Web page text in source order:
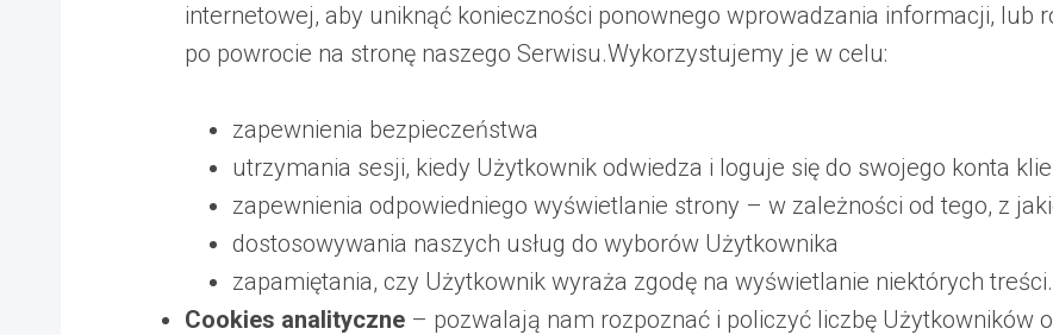
internetowej, aby uniknąć konieczności ponownego wprowadzania informacji, lub
po powrocie na stronę naszego Serwisu.Wykorzystujemy je w celu:
zapewnienia bezpieczeństwa
utrzymania sesji, kiedy Użytkownik odwiedza i loguje się do swojego konta
zapewnienia odpowiedniego wyświetlanie strony – w zależności od tego, z
dostosowywania naszych usług do wyborów Użytkownika
zapamiętania, czy Użytkownik wyraża zgodę na wyświetlanie niektórych treści.
Cookies analityczne – pozwalają nam rozpoznać i policzyć liczbę Użytkowników